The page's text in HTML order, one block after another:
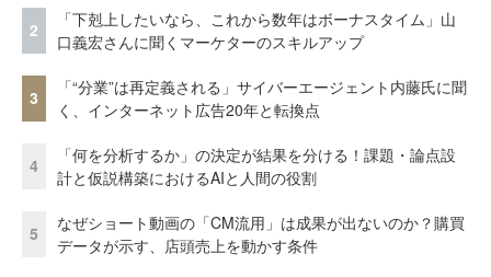
2
「下剋上したいなら、これから数年はボーナスタイム」山
口義宏さんに聞くマーケターのスキルアップ
3
「“分業”は再定義される」サイバーエージェント内藤氏に聞
く、インターネット広告20年と転換点
4
「何を分析するか」の決定が結果を分ける！課題・論点設
計と仮説構築におけるAIと人間の役割
5
なぜショート動画の「CM流用」は成果が出ないのか？購買
データが示す、店頭売上を動かす条件